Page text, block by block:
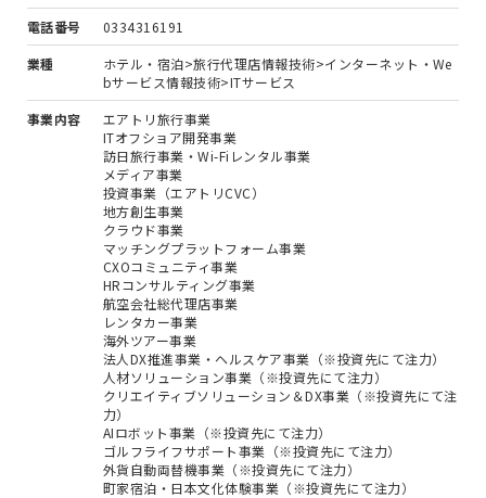
電話番号
0334316191
業種
ホテル・宿泊>旅行代理店情報技術>インターネット・We
bサービス情報技術>ITサービス
事業内容
エアトリ旅行事業
ITオフショア開発事業
訪日旅行事業・Wi-Fiレンタル事業
メディア事業
投資事業（エアトリCVC）
地方創生事業
クラウド事業
マッチングプラットフォーム事業
CXOコミュニティ事業
HRコンサルティング事業
航空会社総代理店事業
レンタカー事業
海外ツアー事業
法人DX推進事業・ヘルスケア事業（※投資先にて注力）
人材ソリューション事業（※投資先にて注力）
クリエイティブソリューション＆DX事業（※投資先にて注
力）
AIロボット事業（※投資先にて注力）
ゴルフライフサポート事業（※投資先にて注力）
外貨自動両替機事業（※投資先にて注力）
町家宿泊・日本文化体験事業（※投資先にて注力）